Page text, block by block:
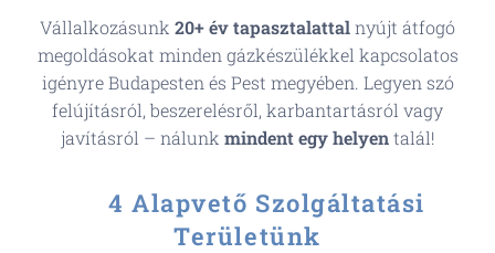
Vállalkozásunk 20+ év tapasztalattalnyújt átfogó
megoldásokat minden gázkészülékkel kapcsolatos
igényre Budapesten és Pest megyében. Legyen szó
felújításról, beszerelésről, karbantartásról vagy
javításról – nálunk mindent egy helyentalál!
📌4 Alapvető Szolgáltatási
Területünk